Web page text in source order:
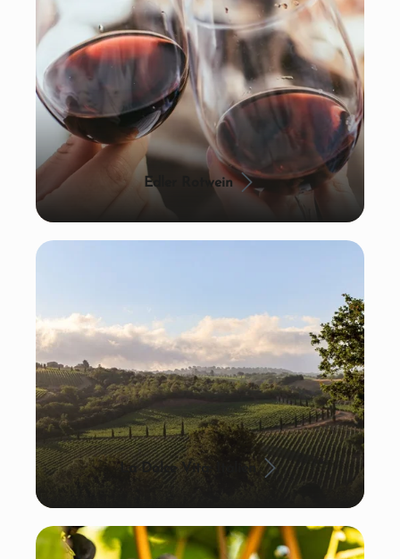
Edler Rotwein
La Dolce Vita: Italien